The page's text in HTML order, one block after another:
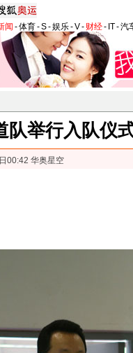
闻 -体育-S-娱乐-V- 财经- IT-汽
队举行入队仪
00:42 华奥星空